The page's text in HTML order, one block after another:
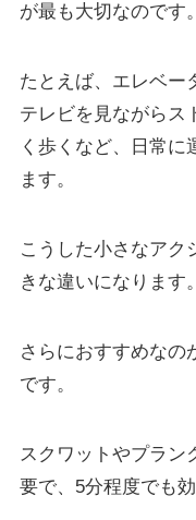
が最も大切なのです。
たとえば、エレベー
テレビを見ながらス
く歩くなど、日常に
ます。
こうした小さなアク
きな違いになります。
さらにおすすめなの
です。
スクワットやプラン
要で、5分程度でも